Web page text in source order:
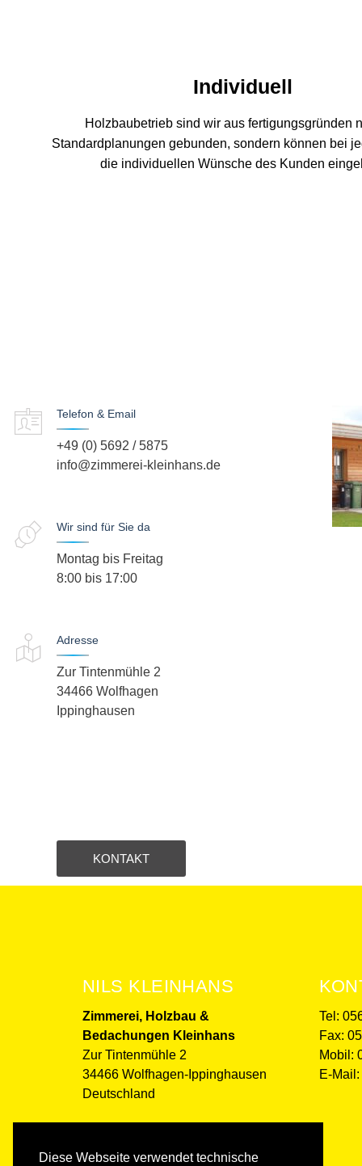
Diese Webseite verwendet technische
Individuell
Holzbaubetrieb sind wir aus fertigungsgründen
Standardplanungen gebunden, sondern können bei
die individuellen Wünsche des Kunden
Telefon & Email
+49 (0) 5692 / 5875
info@zimmerei-kleinhans.de
Wir sind für Sie da
Montag bis Freitag
8:00 bis 17:00
Adresse
Zur Tintenmühle 2
34466 Wolfhagen
Ippinghausen
KONTAKT
NILS KLEINHANS
Zimmerei, Holzbau &
Bedachungen Kleinhans
Zur Tintenmühle 2
34466 Wolfhagen-Ippinghausen
Deutschland
Tel:
Fax:
Mobil:
E-